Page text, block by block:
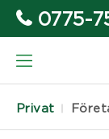
0775-
Privat